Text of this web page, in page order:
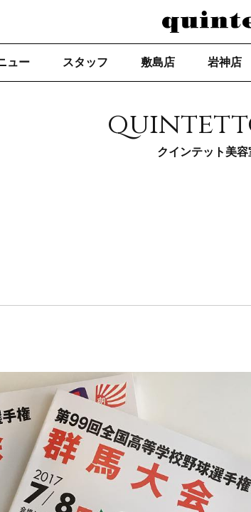
ュー スタッフ 敷島店 岩神店
クインテット美